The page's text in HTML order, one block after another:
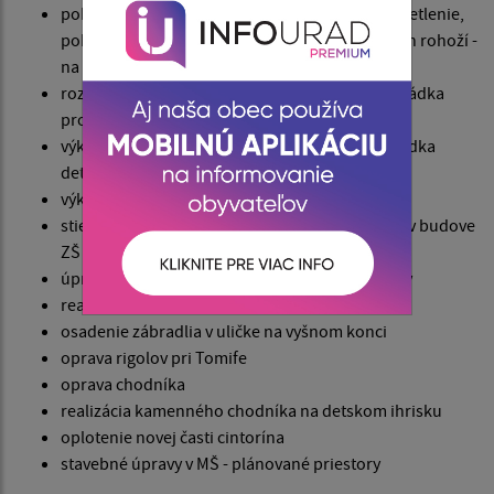
pokládka trávnika, úprava terénu, výkop na osvetlenie,
pokládka protieróznych rohoží a zatrávňovacích rohoží -
na novovybudovanom Detskom ihrisku
rozobratie kamenného plotu na cintoríne, pokládka
protieróznych rohoží
výkop chodníka na starej časti cintorína, prekládka
detského hrobu
výkop na osvetlenie na starej časti cintorína
stierky, maľovanie v priestoroch novej knižnice v budove
ZŠ
úprava medze na novom cintoríne, výrub kríkov
realizácia chodníkov - stará časť cintorína
osadenie zábradlia v uličke na vyšnom konci
oprava rigolov pri Tomife
oprava chodníka
realizácia kamenného chodníka na detskom ihrisku
oplotenie novej časti cintorína
stavebné úpravy v MŠ - plánované priestory